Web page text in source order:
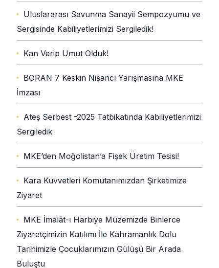
Uluslararası Savunma Sanayii Sempozyumu ve
Sergisinde Kabiliyetlerimizi Sergiledik!
Kan Verip Umut Olduk!
BORAN 7 Keskin Nişancı Yarışmasına MKE
İmzası
Ateş Serbest -2025 Tatbikatında Kabiliyetlerimizi
Sergiledik
MKE’den Moğolistan’a Fişek Üretim Tesisi!
Kara Kuvvetleri Komutanımızdan Şirketimize
Ziyaret
MKE İmalât-ı Harbiye Müzemizde Binlerce
Ziyaretçimizin Katılımı İle Kahramanlık Dolu
Tarihimizle Çocuklarımızın Gülüşü Bir Arada
Buluştu